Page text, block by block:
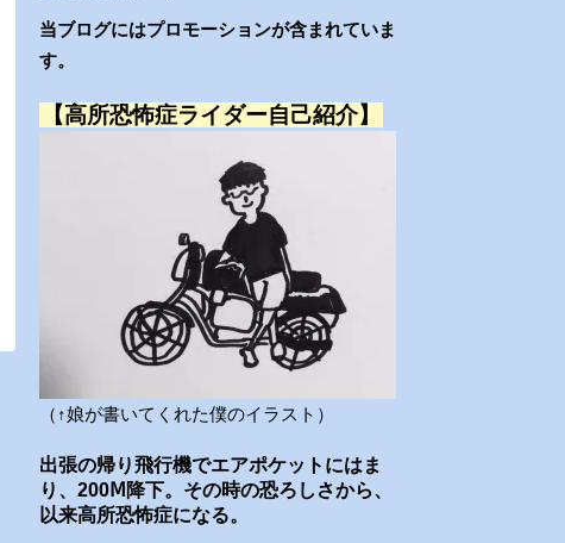
当ブログにはプロモーションが含まれていま
す。
【高所恐怖症ライダー自己紹介】
（↑娘が書いてくれた僕のイラスト）
出張の帰り飛行機でエアポケットにはま
り、200Ⅿ降下。その時の恐ろしさから、
以来高所恐怖症になる。